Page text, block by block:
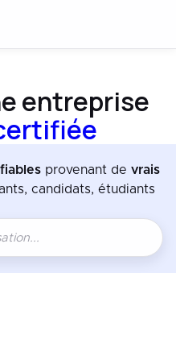
entreprise
fiables provenant de vrais
candidats, étudiants